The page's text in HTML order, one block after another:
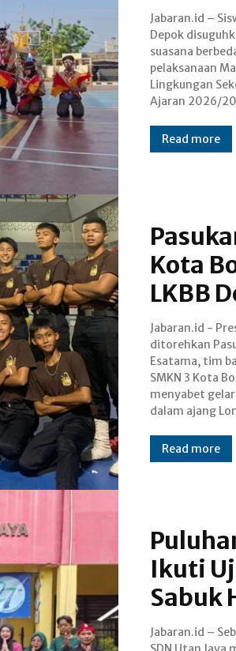
Jabaran.id –
Depok
suasana
pelaksanaan
Lingkungan
Ajaran 2026/
kelas VII yang
diajak untuk
kegiatan
menjadi wadah
Read more
Kota
LKBB
Jabaran.id -
ditorehkan
Esatama, tim
SMKN 3 Kota
menyabet
dalam ajang
Baris-Berbaris
Season 4.
yang
terbaik dari
Read more
Ikuti
Sabuk
Jabaran.id –
halaman